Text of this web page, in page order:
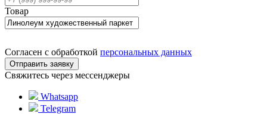
Товар
Согласен с обработкой персональных данных
Свяжитесь через мессенджеры
Whatsapp
Telegram